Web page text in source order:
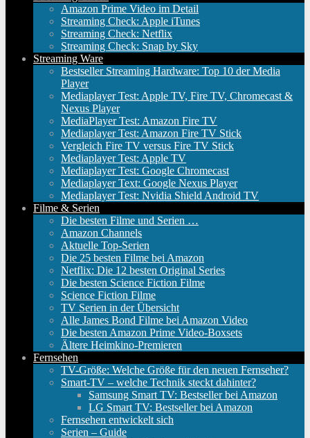
Amazon Prime Video im Detail
Streaming Check: Apple iTunes
Streaming Check: Netflix
Streaming Check: Snap by Sky
Streaming Ware
Bestseller Streaming Hardware: Top 10 der Media
Player
Mediaplayer Test: Apple TV, Fire TV, Chromecast &
Nexus Player
MediaPlayer Test: Amazon Fire TV
Mediaplayer Test: Amazon Fire TV Stick
Vergleich Fire TV versus Fire TV Stick
Mediaplayer Test: Apple TV
Mediaplayer Test: Google Chromecast
Mediaplayer Text: Google Nexus Player
Mediaplayer Test: Nvidia Shield Android TV
Filme & Serien
Die besten Filme und Serien …
Amazon Channels
Aktuelle Top-Serien
Die 25 besten Filme bei Amazon
Netflix: Die 12 besten Original Series
Die besten Science Fiction Filme
Science Fiction Filme
TV Serien in der Übersicht
Alle James Bond Filme bei Amazon Video
Die besten Amazon Prime Video-Boxsets
Ältere Heimkino-Premieren
Fernsehen
TV-Größe: Welche Größe für den neuen Fernseher?
Smart-TV – welche Technik steckt dahinter?
Samsung Smart TV: Bestseller bei Amazon
LG Smart TV: Bestseller bei Amazon
Fernsehen entwickelt sich
Serien – Guide